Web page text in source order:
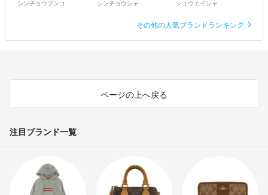
シンチョウブンコ シンチョウシャ シュウエイシャ
その他の人気ブランドランキング
ページの上へ戻る
注目ブランド一覧